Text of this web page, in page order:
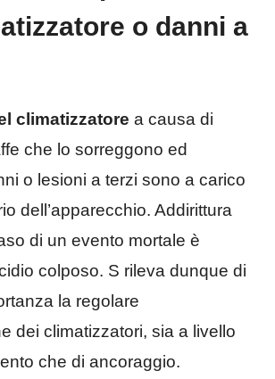
o danni a
climatizzatore a causa di
che lo sorreggono ed
o lesioni a terzi sono a carico
dell’apparecchio. Addirittura
di un evento mortale è
colposo. S rileva dunque di
la regolare
dei climatizzatori, sia a livello
che di ancoraggio.